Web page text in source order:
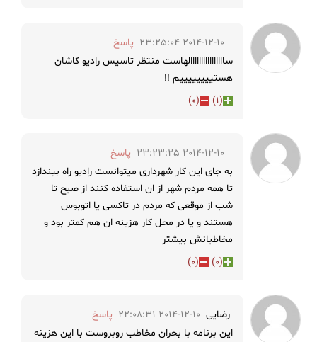
2014-12-10 23:25:04
پاسخ
ساااااااااااااااالهاست منتظر تاسیس رادیو کاشان
هستییییییییم !!
(
1
)
(
0
)
2014-12-10 23:23:25
پاسخ
به جای این کار شهرداری میتوانست رادیو راه بیندازد
تا همه مردم شهر از ان استفاده کنند از صبح تا
شب از موقعی که مردم در تاکسی یا اتوبوس
هستند و یا در محل کار هزینه ان هم کمتر بود و
مخاطبانش بیشتر
(
0
)
(
0
)
رضایی 2014-12-10 22:08:31
پاسخ
این برنامه با بحران مخاطب روبروست با این هزینه